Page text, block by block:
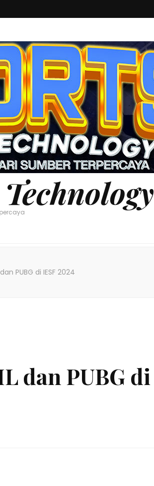
PUBG di IESF 2024
dan PUBG di